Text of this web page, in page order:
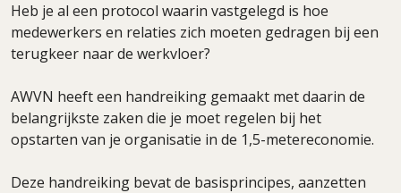
Heb je al een protocol waarin vastgelegd is hoe
medewerkers en relaties zich moeten gedragen bij een
terugkeer naar de werkvloer?
AWVN heeft een handreiking gemaakt met daarin de
belangrijkste zaken die je moet regelen bij het
opstarten van je organisatie in de 1,5-metereconomie.
Deze handreiking bevat de basisprincipes, aanzetten